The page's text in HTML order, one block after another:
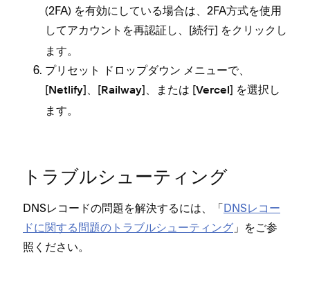
(⁠2FA⁠) を有効にしている場合は⁠、2FA方式を使用
してアカウントを再認証し⁠、[⁠続行⁠] をクリ⁠ックし
ます⁠。
プリセ⁠ット ドロ⁠ップダウン メニ⁠ュ⁠ーで⁠、
[⁠Netlify⁠]⁠、[⁠Railway⁠]⁠、または [⁠Vercel ⁠] を選択し
ます⁠。
トラブルシ⁠ュ⁠ーテ⁠ィング
DNSレコ⁠ードの問題を解決するには⁠、「⁠DNSレコ⁠ー
ドに関する問題のトラブルシ⁠ュ⁠ーテ⁠ィング ⁠」をご参
照ください⁠。